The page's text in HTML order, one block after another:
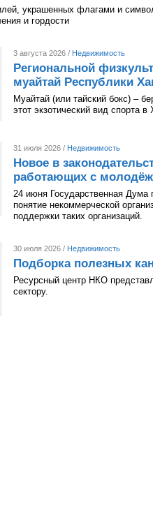
украшенных флагами и
и гордости
3 августа 2026 / Недвижимость
Региональной
муайтай Республики
Муайтай (или тайский бокс) –
этот экзотический вид спорта
31 июля 2026 / Недвижимость
Новое в
работающих с
24 июня Государственная Дума
понятие некоммерческой
поддержки таких организаций.
30 июля 2026 / Недвижимость
Подборка полезных
Ресурсный центр НКО
сектору.